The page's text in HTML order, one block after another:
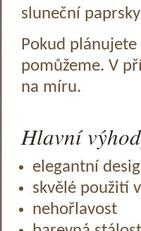
sluneční
Pokud
pomůžeme. V
na míru.
Hlavní
elegantní
skvělé použití
nehořlavost